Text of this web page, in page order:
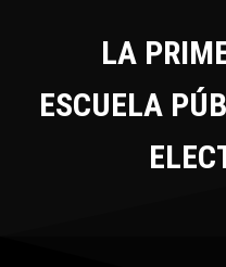
LA
ESCUELA